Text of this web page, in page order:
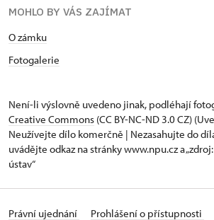
MOHLO BY VÁS ZAJÍMAT
O zámku
Fotogalerie
Není-li výslovně uvedeno jinak, podléhají
Creative Commons (CC BY-NC-ND 3.0 CZ)
Neužívejte dílo komerčně | Nezasahujte do
uvádějte odkaz na stránky www.npu.cz a
ústav“
Právní ujednání Prohlášení o přístupnosti